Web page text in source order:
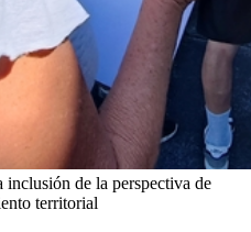
de la perspectiva de
territorial